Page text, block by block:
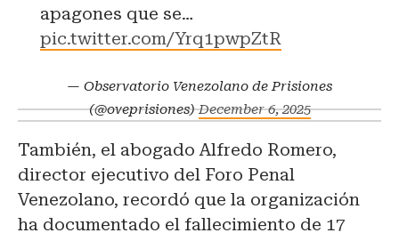
apagones que se…
pic.twitter.com/Yrq1pwpZtR
— Observatorio Venezolano de Prisiones
(@oveprisiones)December 6, 2025
También, el abogado Alfredo Romero,
director ejecutivo del Foro Penal
Venezolano, recordó que la organización
ha documentado el fallecimiento de 17